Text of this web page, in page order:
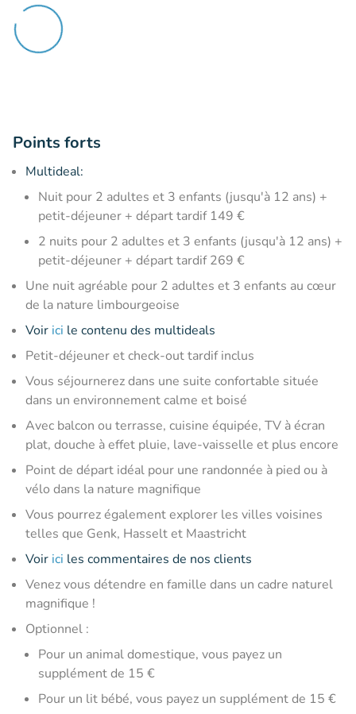
Points forts
Multideal:
Nuit pour 2 adultes et 3 enfants (jusqu'à 12 ans) +
petit-déjeuner + départ tardif 149 €
2 nuits pour 2 adultes et 3 enfants (jusqu'à 12 ans) +
petit-déjeuner + départ tardif 269 €
Une nuit agréable pour 2 adultes et 3 enfants au cœur
de la nature limbourgeoise
Voir ici le contenu des multideals
Petit-déjeuner et check-out tardif inclus
Vous séjournerez dans une suite confortable située
dans un environnement calme et boisé
Avec balcon ou terrasse, cuisine équipée, TV à écran
plat, douche à effet pluie, lave-vaisselle et plus encore
Point de départ idéal pour une randonnée à pied ou à
vélo dans la nature magnifique
Vous pourrez également explorer les villes voisines
telles que Genk, Hasselt et Maastricht
Voir ici les commentaires de nos clients
Venez vous détendre en famille dans un cadre naturel
magnifique !
Optionnel :
Pour un animal domestique, vous payez un
supplément de 15 €
Pour un lit bébé, vous payez un supplément de 15 €